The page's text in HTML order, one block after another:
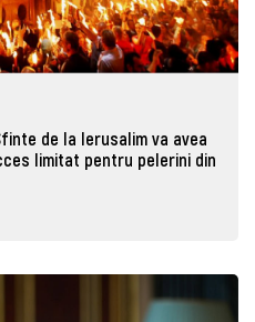
de la Ierusalim va avea
limitat pentru pelerini din